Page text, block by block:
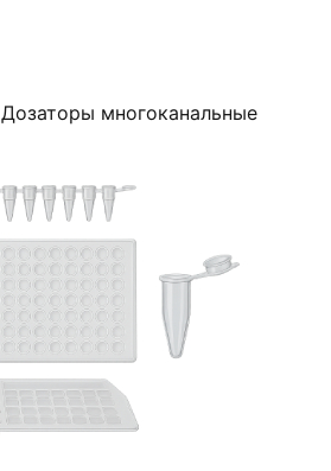
Дозаторы многоканальные